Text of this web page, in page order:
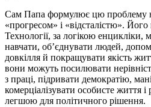
Сам Папа формулює цю проблему
«прогресом» і «відсталістю».
Технології, за логікою енцикліки,
навчати, об’єднувати людей,
довкілля й покращувати якість
вони можуть посилювати
з праці, підривати демократію,
комерціалізувати особисте життя
легшою для політичного рішення.